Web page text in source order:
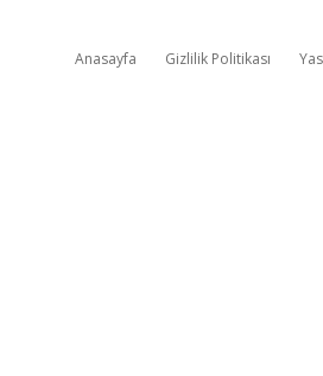
Anasayfa Gizlilik Politikası